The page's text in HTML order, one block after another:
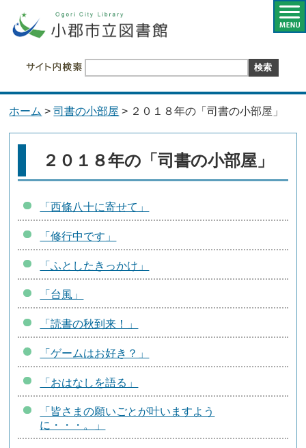
ホーム >司書の小部屋 > ２０１８年の「司書の小部屋」
２０１８年の「司書の小部屋」
「西條八十に寄せて」
「修行中です」
「ふとしたきっかけ」
「台風」
「読書の秋到来！」
「ゲームはお好き？」
「おはなしを語る」
「皆さまの願いごとが叶いますよう
に・・・。」